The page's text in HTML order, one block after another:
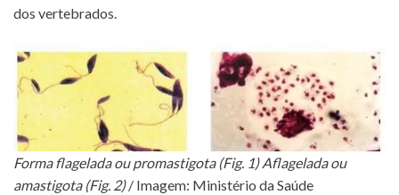
dos vertebrados.
Forma flagelada ou promastigota (Fig. 1) Aflagelada ou
amastigota (Fig. 2)/ Imagem: Ministério da Saúde